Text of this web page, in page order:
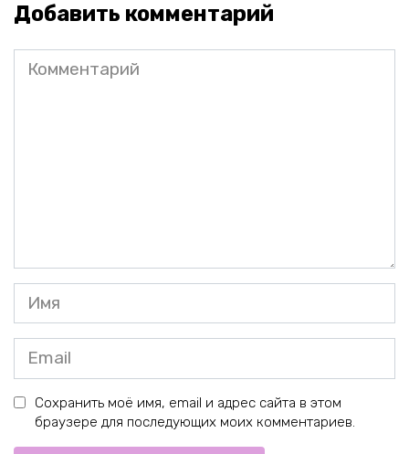
Добавить комментарий
Комментарий
Имя
Email
Сохранить моё имя, email и адрес сайта в этом
браузере для последующих моих комментариев.